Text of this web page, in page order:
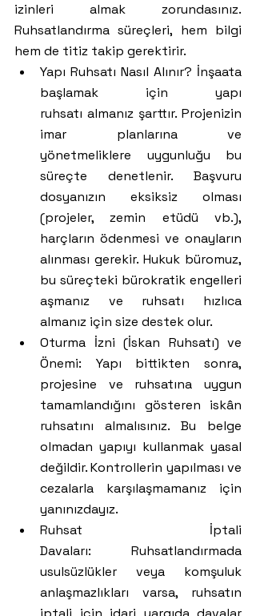
izinleri almak zorundasınız.
Ruhsatlandırma süreçleri, hem bilgi
hem de titiz takip gerektirir.
Yapı Ruhsatı Nasıl Alınır? İnşaata
başlamak için yapı
ruhsatı almanız şarttır. Projenizin
imar planlarına ve
yönetmeliklere uygunluğu bu
süreçte denetlenir. Başvuru
dosyanızın eksiksiz olması
(projeler, zemin etüdü vb.),
harçların ödenmesi ve onayların
alınması gerekir. Hukuk büromuz,
bu süreçteki bürokratik engelleri
aşmanız ve ruhsatı hızlıca
almanız için size destek olur.
Oturma İzni (İskan Ruhsatı) ve
Önemi: Yapı bittikten sonra,
projesine ve ruhsatına uygun
tamamlandığını gösteren iskân
ruhsatını almalısınız. Bu belge
olmadan yapıyı kullanmak yasal
değildir. Kontrollerin yapılması ve
cezalarla karşılaşmamanız için
yanınızdayız.
Ruhsat İptali
Davaları: Ruhsatlandırmada
usulsüzlükler veya komşuluk
anlaşmazlıkları varsa, ruhsatın